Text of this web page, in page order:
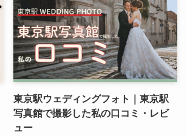
東京駅ウェディングフォト｜東京駅
写真館で撮影した私の口コミ・レビ
ュー